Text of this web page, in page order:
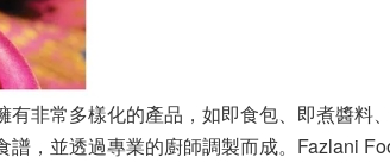
非常多樣化的產品，如即食包、即煮醬料
，並透過專業的廚師調製而成。Fazlani